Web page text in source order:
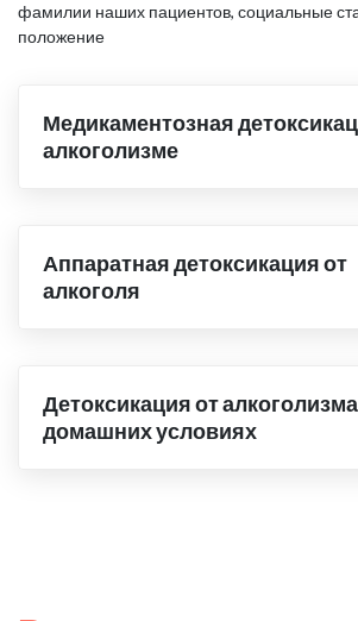
фамилии наших пациентов, социальные
положение
Медикаментозная
алкоголизме
Аппаратная детоксикация от
алкоголя
Детоксикация от
домашних условиях